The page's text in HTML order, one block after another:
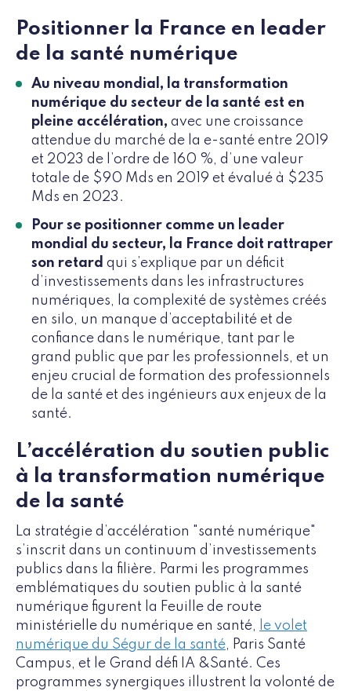
Positionner la France en leader
de la santé numérique
Au niveau mondial, la transformation
numérique du secteur de la santé est en
pleine accélération, avec une croissance
attendue du marché de la e-santé entre 2019
et 2023 de l’ordre de 160 %, d’une valeur
totale de $90 Mds en 2019 et évalué à $235
Mds en 2023.
Pour se positionner comme un leader
mondial du secteur, la France doit rattraper
son retard qui s’explique par un déficit
d’investissements dans les infrastructures
numériques, la complexité de systèmes créés
en silo, un manque d’acceptabilité et de
confiance dans le numérique, tant par le
grand public que par les professionnels, et un
enjeu crucial de formation des professionnels
de la santé et des ingénieurs aux enjeux de la
santé.
L’accélération du soutien public
à la transformation numérique
de la santé
La stratégie d’accélération "santé numérique"
s’inscrit dans un continuum d’investissements
publics dans la filière. Parmi les programmes
emblématiques du soutien public à la santé
numérique figurent la Feuille de route
ministérielle du numérique en santé,
le volet
numérique du Ségur de la santé, Paris Santé
Campus, et le Grand défi IA &Santé. Ces
programmes synergiques illustrent la volonté de